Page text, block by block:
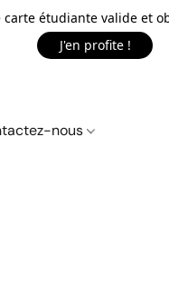
étudiante valide et
J'en profite !
nous